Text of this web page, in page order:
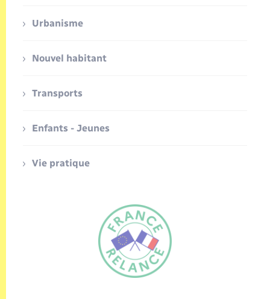
Urbanisme
Nouvel habitant
Transports
Enfants - Jeunes
Vie pratique